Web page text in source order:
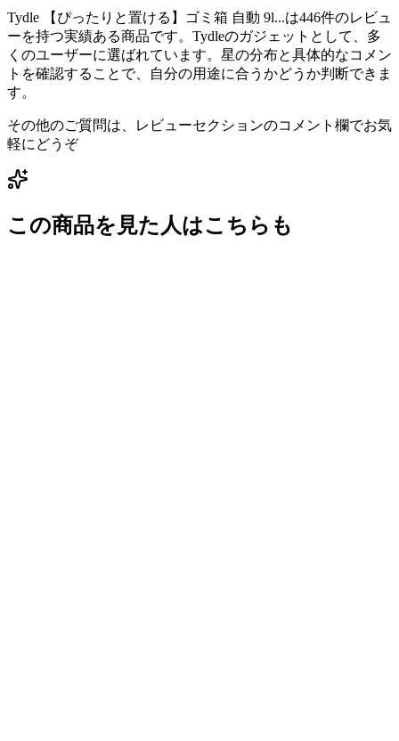
Tydle 【ぴったりと置ける】ゴミ箱 自動 9l...は446件のレビュ
ーを持つ実績ある商品です。Tydleのガジェットとして、多
くのユーザーに選ばれています。星の分布と具体的なコメン
トを確認することで、自分の用途に合うかどうか判断できま
す。
その他のご質問は、レビューセクションのコメント欄でお気
軽にどうぞ
この商品を見た人はこちらも